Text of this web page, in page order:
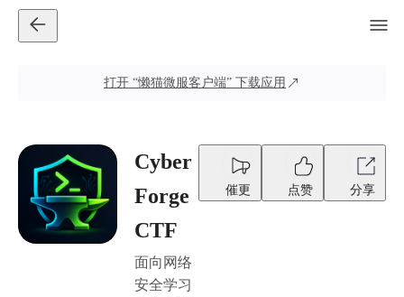
打开 “懒猫微服客户端” 下载应用
Cyber
Forge
CTF
面向网络
安全学习
催更 点赞 分享